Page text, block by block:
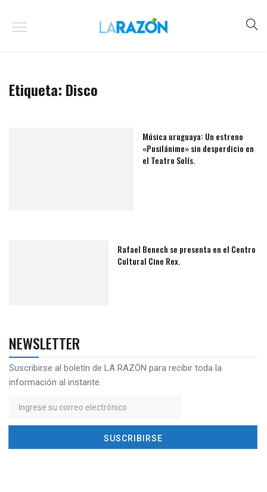
Etiqueta: Disco
Música uruguaya: Un estreno
«Pusilánime» sin desperdicio en
el Teatro Solís.
Rafael Benech se presenta en el Centro
Cultural Cine Rex.
NEWSLETTER
Suscribirse al boletín de LA RAZÓN para recibir toda la
información al instante.